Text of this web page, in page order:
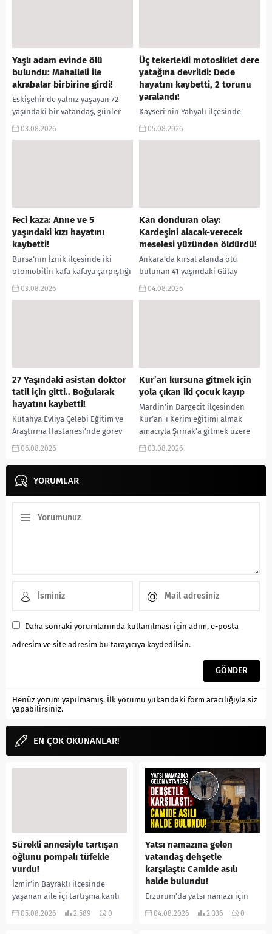
Yaşlı adam evinde ölü
bulundu: Mahalleli ile
akrabalar birbirine girdi!
Eskişehir’de yalnız yaşayan 72
yaşındaki bir vatandaş, günler
sonra evinde ölü bulundu. Acı
03.08.2026
Üç tekerlekli motosiklet dere
yatağına devrildi: Dede
hayatını kaybetti, 2 torunu
yaralandı!
Kayseri’nin Yahyalı ilçesinde
meydana gelen trafik kazasında
05.08.2026
Feci kaza: Anne ve 5
yaşındaki kızı hayatını
kaybetti!
Bursa’nın İznik ilçesinde iki
otomobilin kafa kafaya çarpıştığı
trafik kazasında anne ile 5
03.08.2026
Kan donduran olay:
Kardeşini alacak-verecek
meselesi yüzünden öldürdü!
Ankara’da kırsal alanda ölü
bulunan 41 yaşındaki Gülay
Akgün Mutlu’nun, erkek kardeşi
04.08.2026
27 Yaşındaki asistan doktor
tatil için gitti.. Boğularak
hayatını kaybetti!
Kütahya Evliya Çelebi Eğitim ve
Araştırma Hastanesi’nde görev
yapan 27 yaşındaki Asistan Dr.
bulunduğu Mersin’de denize...
06.08.2026
Kur’an kursuna gitmek için
yola çıkan iki çocuk kayıp
Mardin’in Dargeçit ilçesinden
Kur’an-ı Kerim eğitimi almak
amacıyla Şırnak’a gitmek üzere
yola çıkan 13 yaşındaki iki
03.08.2026
YORUMLAR
Daha sonraki yorumlarımda kullanılması için adım, e-posta
adresim ve site adresim bu tarayıcıya kaydedilsin.
Henüz yorum yapılmamış. İlk yorumu yukarıdaki form aracılığıyla siz
yapabilirsiniz.
EN ÇOK OKUNANLAR!
Sürekli annesiyle tartışan
oğlunu pompalı tüfekle
vurdu!
İzmir’in Bayraklı ilçesinde
yaşanan aile içi tartışma kanlı
bitti. İddiaya göre, uzun süredir
05.08.2026 2.589 0
Yatsı namazına gelen
vatandaş dehşetle
karşılaştı: Camide asılı
halde bulundu!
Erzurum’da yatsı namazı için
camiye gelen bir vatandaş,
04.08.2026 2.336 0